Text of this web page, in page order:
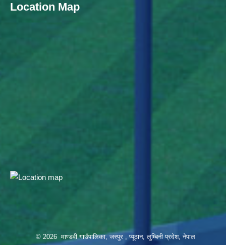
Location Map
© 2026 माण्डवी गाउँपालिका, जस्पुर , प्यूठान, लुम्बिनी प्रदेश, नेपाल